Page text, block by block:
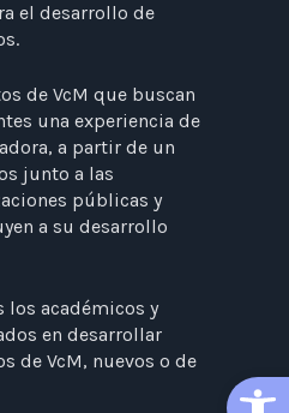
el desarrollo de
de VcM que buscan
una experiencia de
a partir de un
junto a las
públicas y
a su desarrollo
los académicos y
en desarrollar
de VcM, nuevos o de